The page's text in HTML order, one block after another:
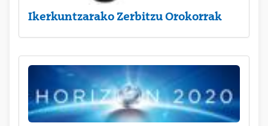
Ikerkuntzarako Zerbitzu Orokorrak